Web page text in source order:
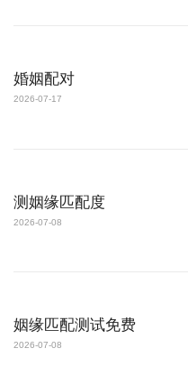
婚姻配对
2026-07-17
测姻缘匹配度
2026-07-08
姻缘匹配测试免费
2026-07-08